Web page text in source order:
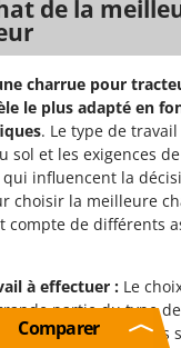
de la
charrue pour
le plus adapté en
. Le type de
sol et les exigences
qui influencent la
choisir la meilleure
compte de différents
à effectuer : Le
partie du type
et concerne des
Comparer